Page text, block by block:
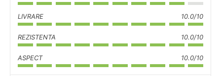
LIVRARE 10.0/10
REZISTENTA 10.0/10
ASPECT 10.0/10